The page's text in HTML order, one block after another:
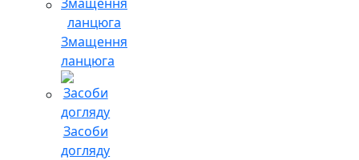
Змащення
ланцюга
Засоби
догляду